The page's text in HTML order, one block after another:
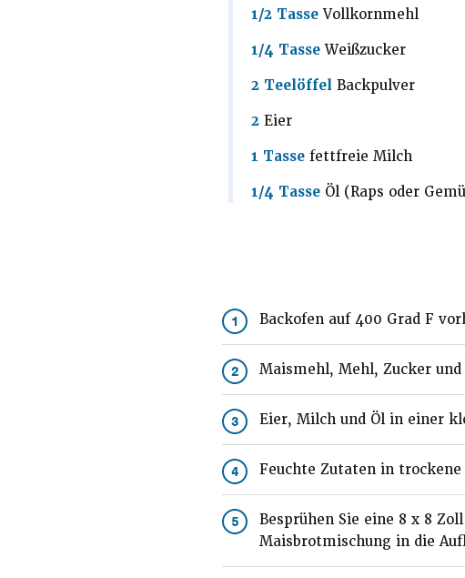
1/2 Tasse Vollkornmehl
1/4 Tasse Weißzucker
2 Teelöffel Backpulver
2 Eier
1 Tasse fettfreie Milch
1/4 Tasse Öl (Raps oder
1 Backofen auf 400 Grad F
2 Maismehl, Mehl, Zucker
3 Eier, Milch und Öl in einer
4 Feuchte Zutaten in
5
Besprühen Sie eine 8 x 8
Maisbrotmischung in die